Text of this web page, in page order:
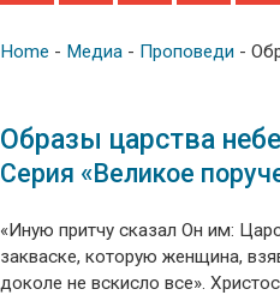
Home - Медиа - Проповеди -
Образы царства
Серия «Великое
«Иную притчу сказал Он им:
закваске, которую женщина,
доколе не вскисло все».